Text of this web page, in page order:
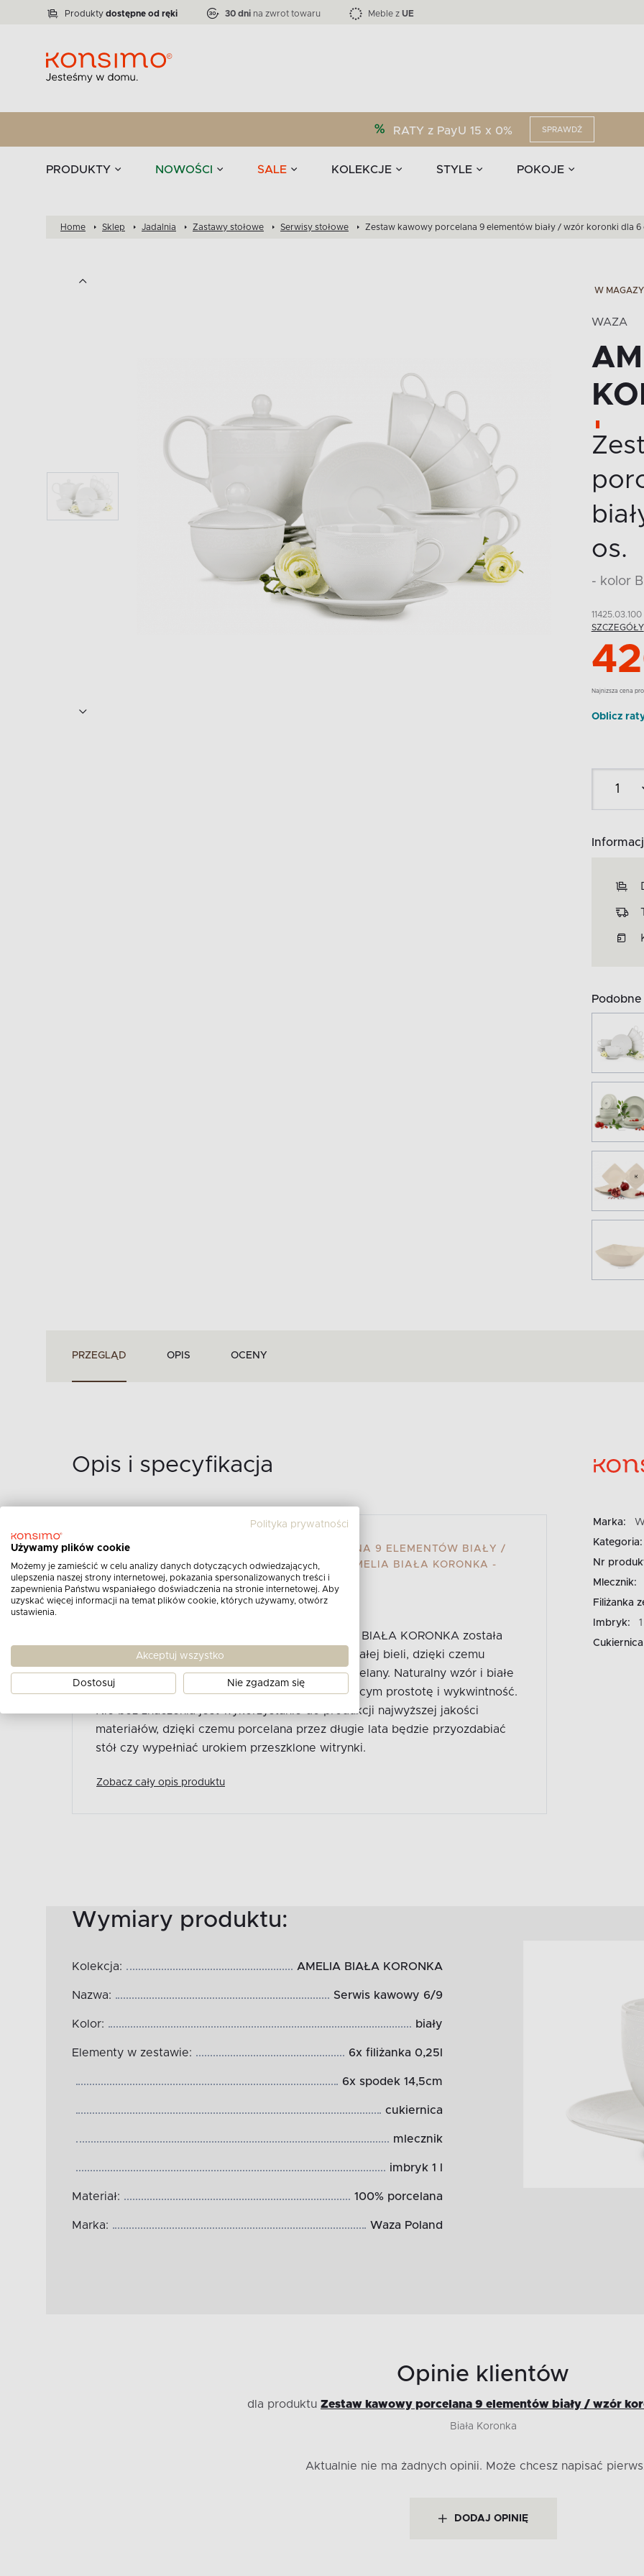
Produkty dostępne od ręki 30 dni na zwrot towaru Meble z UE
RATY z PayU 15 x 0% SPRAWDŹ
PRODUKTY NOWOŚCI SALE KOLEKCJE STYLE POKOJE
Zastawy stołowe i akcesoria
Kolekcja narożników RATLO -39 % Kolekcja mebli LOFTY -45 %
VICTO Liczba produktów:71 EPIRI Liczba produktów:
ELEGANT Liczba produktów:864 TEENS Liczba produktów:
stołowe
Home Sklep Jadalnia Zastawy stołowe Serwisy stołowe Zestaw kawowy porcelana 9 elementów biały / wzór koronki dla 6
W
WAZA
os.
- kolor
11425.03.100
SZCZEGÓŁY
Najnizsza cena
Oblicz
PRZEGLĄD OPIS OCENY
Opis i specyfikacja
ZESTAW KAWOWY PORCELANA 9 ELEMENTÓW BIAŁY /
WZÓR KORONKI DLA 6 OS. AMELIA BIAŁA KORONKA -
KOLOR BIAŁA KORONKA
Opis produktu:
Subtelnie wyglądająca kolekcja naczyń AMELIA BIAŁA KORONKA została
wykończona wypukłym zdobieniem w śnieżnobiałej bieli, dzięki czemu
delikatnie kontrastuje z białą powierzchnią porcelany. Naturalny wzór i białe
zabarwienie przypadnie do gustu osobom ceniącym prostotę i wykwintność.
Nie bez znaczenia jest wykorzystanie do produkcji najwyższej jakości
materiałów, dzięki czemu porcelana przez długie lata będzie przyozdabiać
stół czy wypełniać urokiem przeszklone witrynki.
Zobacz cały opis produktu
Marka:
Kategoria:
Nr
Mlecznik:
Filiżanka
Imbryk:
1
Wymiary produktu:
Kolekcja: AMELIA BIAŁA KORONKA
Nazwa: Serwis kawowy 6/9
Kolor: biały
Elementy w zestawie: 6x filiżanka 0,25l
6x spodek 14,5cm
cukiernica
mlecznik
imbryk 1 l
Materiał: 100% porcelana
Marka: Waza Poland
Opinie klientów
dla produktu Zestaw kawowy porcelana 9 elementów biały / wzór
Biała Koronka
Aktualnie nie ma żadnych opinii. Może chcesz napisać
DODAJ OPINIĘ
Polityka prywatności
Używamy plików cookie
Możemy je zamieścić w celu analizy danych dotyczących odwiedzających,
ulepszenia naszej strony internetowej, pokazania spersonalizowanych treści i
zapewnienia Państwu wspaniałego doświadczenia na stronie internetowej. Aby
uzyskać więcej informacji na temat plików cookie, których używamy, otwórz
ustawienia.
Akceptuj wszystko
Dostosuj Nie zgadzam się